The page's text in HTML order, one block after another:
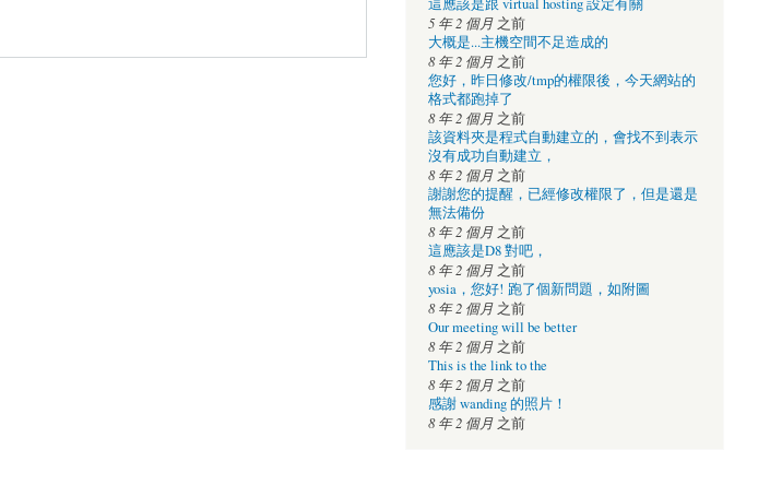
5 年 2 個月之前
大概是...主機空間不足造成的
8 年 2 個月之前
您好，昨日修改/tmp的權限後，今天網站的
格式都跑掉了
8 年 2 個月之前
該資料夾是程式自動建立的，會找不到表示
沒有成功自動建立，
8 年 2 個月之前
謝謝您的提醒，已經修改權限了，但是還是
無法備份
8 年 2 個月之前
這應該是D8 對吧，
8 年 2 個月之前
yosia，您好! 跑了個新問題，如附圖
8 年 2 個月之前
Our meeting will be better
8 年 2 個月之前
This is the link to the
8 年 2 個月之前
感謝 wanding 的照片！
8 年 2 個月之前